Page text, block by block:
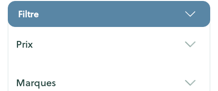
Filtre
Prix
Marques